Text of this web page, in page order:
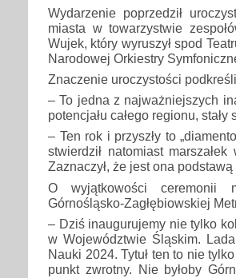
Wydarzenie poprzedził
miasta w towarzystwie
Wujek, który wyruszył spod
Narodowej Orkiestry
Znaczenie uroczystości
– To jedna z najważniejszych
potencjału całego regionu,
– Ten rok i przyszły to
stwierdził natomiast
Zaznaczył, że jest ona
O wyjątkowości ceremonii
Górnośląsko-Zagłębiowskiej
– Dziś inaugurujemy nie tylko
w Województwie Śląskim.
Nauki 2024. Tytuł ten to nie
punkt zwrotny. Nie byłoby